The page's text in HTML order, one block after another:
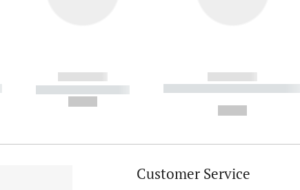
------------
----------- -----------
------------
----------- ----------- ----------
Customer Service